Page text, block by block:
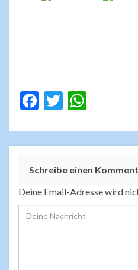
F
e
o
o
k
T
itt at
A
p
Schreibe einen
Deine Email-Adresse wird